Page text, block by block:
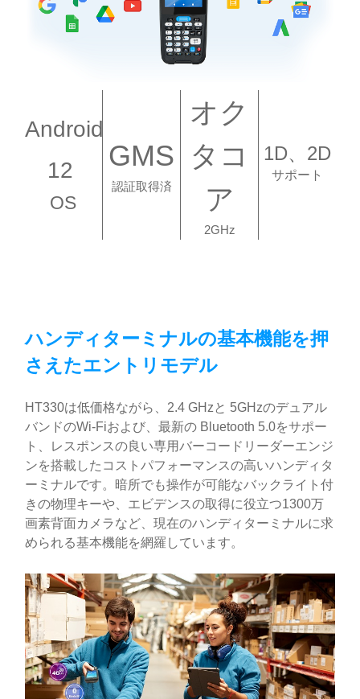
Android
12
OS
GMS
認証取得済
オク
タコ
ア
2GHz
1D、2D
サポート
ハンディターミナルの基本機能を押
さえたエントリモデル
HT330は低価格ながら、2.4 GHzと 5GHzのデュアル
バンドのWi-Fiおよび、最新の Bluetooth 5.0をサポー
ト、レスポンスの良い専用バーコードリーダーエンジ
ンを搭載したコストパフォーマンスの高いハンディタ
ーミナルです。暗所でも操作が可能なバックライト付
きの物理キーや、エビデンスの取得に役立つ1300万
画素背面カメラなど、現在のハンディターミナルに求
められる基本機能を網羅しています。